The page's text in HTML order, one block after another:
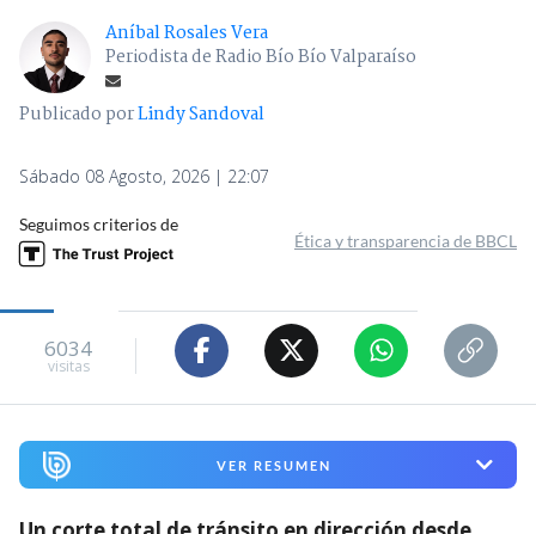
Aníbal Rosales Vera
Periodista de Radio Bío Bío Valparaíso
Publicado porLindy Sandoval
Sábado 08 Agosto, 2026 | 22:07
Seguimos criterios de
Ética y transparencia de BBCL
6034
visitas
VER RESUMEN